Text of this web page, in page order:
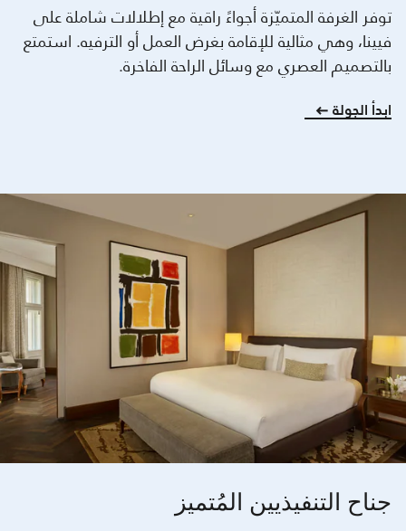
توفر الغرفة المتميّزة أجواءً راقية مع إطلالات شاملة على
فيينا، وهي مثالية للإقامة بغرض العمل أو الترفيه. استمتع
بالتصميم العصري مع وسائل الراحة الفاخرة.
ابدأ الجولة
جناح التنفيذيين المُتميز